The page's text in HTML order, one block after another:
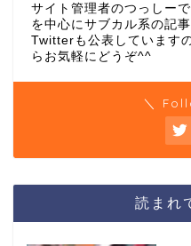
サイト管理者のつっしー
を中心にサブカル系の記
Twitterも公表しています
らお気軽にどうぞ^^
＼
読まれ